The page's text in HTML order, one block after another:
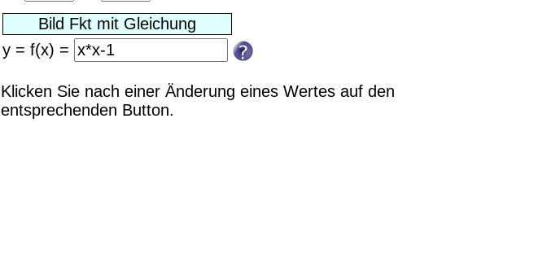
y = f(x) =
Klicken Sie nach einer Änderung eines Wertes auf den
entsprechenden Button.